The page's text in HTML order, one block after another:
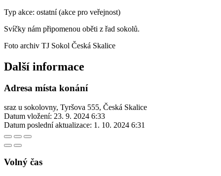
Typ akce: ostatní (akce pro veřejnost)
Svíčky nám připomenou oběti z řad sokolů.
Foto archiv TJ Sokol Česká Skalice
Další informace
Adresa místa konání
sraz u sokolovny, Tyršova 555, Česká Skalice
Datum vložení: 23. 9. 2024 6:33
Datum poslední aktualizace: 1. 10. 2024 6:31
Volný čas